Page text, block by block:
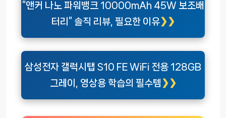
“앤커 나노 파워뱅크 10000mAh 45W 보조배
터리” 솔직 리뷰, 필요한 이유
삼성전자 갤럭시탭 S10 FE WiFi 전용 128GB
그레이, 영상용 학습의 필수템